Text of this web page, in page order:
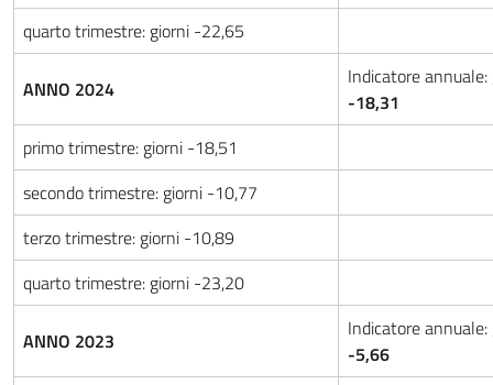
quarto trimestre: giorni -22,65
ANNO 2024
Indicatore annuale:
-18,31
primo trimestre: giorni -18,51
secondo trimestre: giorni -10,77
terzo trimestre: giorni -10,89
quarto trimestre: giorni -23,20
ANNO 2023
Indicatore
-5,66